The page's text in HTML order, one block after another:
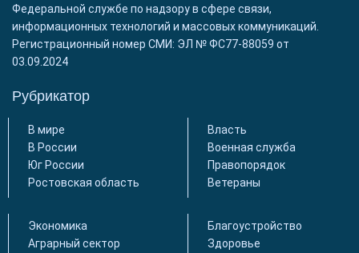
Федеральной службе по надзору в сфере связи,
информационных технологий и массовых коммуникаций.
Регистрационный номер СМИ: ЭЛ № ФС77-88059 от
03.09.2024
Рубрикатор
В мире
В России
Юг России
Ростовская область
Власть
Военная служба
Правопорядок
Ветераны
Экономика
Аграрный сектор
Благоустройство
Здоровье